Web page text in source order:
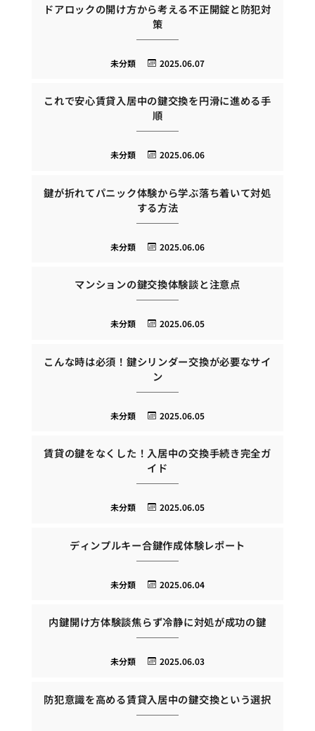
ドアロックの開け方から考える不正開錠と防犯対
策
2025.06.07
未分類
これで安心賃貸入居中の鍵交換を円滑に進める手
順
2025.06.06
未分類
鍵が折れてパニック体験から学ぶ落ち着いて対処
する方法
2025.06.06
未分類
マンションの鍵交換体験談と注意点
2025.06.05
未分類
こんな時は必須！鍵シリンダー交換が必要なサイ
ン
2025.06.05
未分類
賃貸の鍵をなくした！入居中の交換手続き完全ガ
イド
2025.06.05
未分類
ディンプルキー合鍵作成体験レポート
2025.06.04
未分類
内鍵開け方体験談焦らず冷静に対処が成功の鍵
2025.06.03
未分類
防犯意識を高める賃貸入居中の鍵交換という選択